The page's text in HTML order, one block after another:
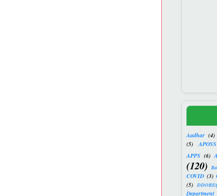
Aadhar (4)
(5)
APOSS
APPS (6)
(120)
COVID (3)
(5)
Department